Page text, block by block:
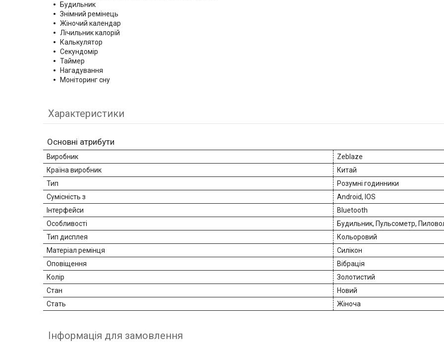
Будильник
Знімний ремінець
Жіночий календар
Лічильник калорій
Калькулятор
Секундомір
Таймер
Нагадування
Моніторинг сну
Характеристики
Основні атрибути
Виробник
Zeblaze
Країна виробник
Китай
Тип
Розумні годинники
Сумісність з
Android, IOS
Інтерфейси
Bluetooth
Особливості
Будильник, Пульсометр,
Тип дисплея
Кольоровий
Матеріал ремінця
Силікон
Оповіщення
Вібрація
Колір
Золотистий
Стан
Новий
Стать
Жіноча
Інформація для замовлення